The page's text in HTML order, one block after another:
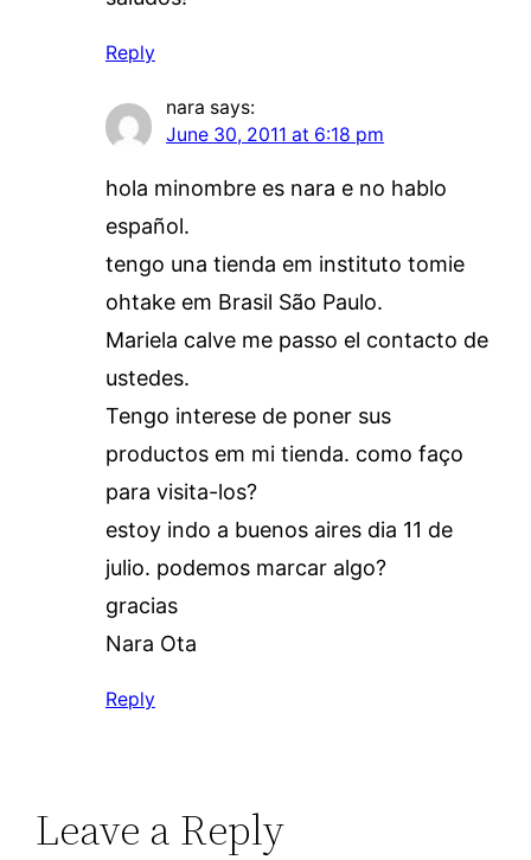
Reply
nara says:
June 30, 2011 at 6:18 pm
hola minombre es nara e no hablo
español.
tengo una tienda em instituto tomie
ohtake em Brasil São Paulo.
Mariela calve me passo el contacto de
ustedes.
Tengo interese de poner sus
productos em mi tienda. como faço
para visita-los?
estoy indo a buenos aires dia 11 de
julio. podemos marcar algo?
gracias
Nara Ota
Reply
Leave a Reply